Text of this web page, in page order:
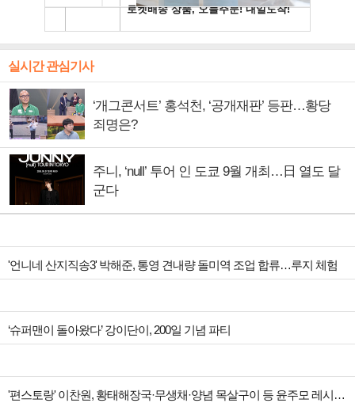
실시간 관심기사
‘개그콘서트’ 홍석천, ‘공개재판’ 등판…황당
죄명은?
주니, ‘null’ 투어 인 도쿄 9월 개최…日 열도 달
군다
'언니네 산지직송3' 박해준, 통영 견내량 돌미역 조업 합류…루지 체험
‘슈퍼맨이 돌아왔다’ 강이단이, 200일 기념 파티
'편스토랑' 이찬원, 황태해장국·무생채·양념 목살구이 등 윤주모 레시피 섭렵